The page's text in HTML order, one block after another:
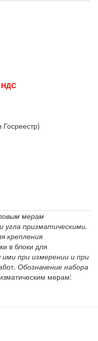
НДС
мерам
призматическими.
крепления
в блоки для
ими при измерении и при
Обозначение набора
мерам: